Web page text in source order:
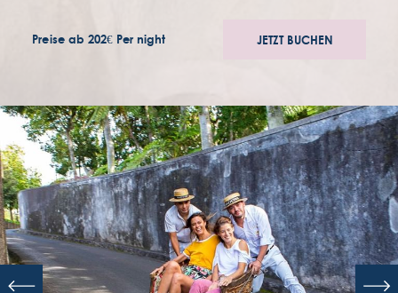
allgemeinen geschäftsbedingungen
ENOTEL MAGNÓLIA
Rua Dr Pita, 6
9000-089 Funchal
Preise ab 202€ Per night JETZT BUCHEN